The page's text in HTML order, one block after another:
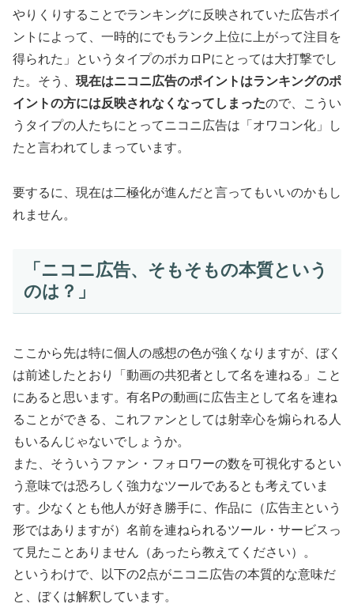
やりくりすることでランキングに反映されていた広告ポイ
ントによって、一時的にでもランク上位に上がって注目を
得られた」というタイプのボカロPにとっては大打撃でし
た。そう、 現在はニコニ広告のポイントはランキングのポ
イントの方には反映されなくなってしまったので、こうい
うタイプの人たちにとってニコニ広告は「オワコン化」し
たと言われてしまっています。
要するに、 現在は二極化が進んだと言ってもいいのかもし
れません。
「ニコニ広告、そもそもの本質という
のは？」
ここから先は特に個人の感想の色が強くなりますが、ぼく
は前述したとおり「動画の共犯者として名を連ねる」こと
にあると思います。有名Pの動画に広告主として名を連ね
ることができる、これファンとしては射幸心を煽られる人
もいるんじゃないでしょうか。
また、そういうファン・フォロワーの数を可視化するとい
う意味では恐ろしく強力なツールであるとも考えていま
す。少なくとも他人が好き勝手に、作品に（広告主という
形ではありますが）名前を連ねられるツール・サービスっ
て見たことありません（あったら教えてください）。
というわけで、以下の2点がニコニ広告の本質的な意味だ
と、ぼくは解釈しています。